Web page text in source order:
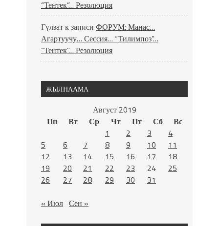
“Тентек”… Резолюция
Гүлзатк записи ФОРУМ: Манас…
Агартуучу… Сессия… “Тилимпоз”…
“Тентек”… Резолюция
ЖЫЛНААМА
Август 2019
Пн
Вт Ср Чт Пт Сб
Вс
1
2 3
4
5
6 7 8 9 10
11
12
13 14 15 16 17
18
19
20 21 22 23 24
25
26
27 28 29 30
31
« Июл Сен »